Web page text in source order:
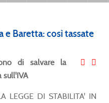
e Baretta: così tassate
di salvare la
sull'IVA
LEGGE DI STABILITA' IN